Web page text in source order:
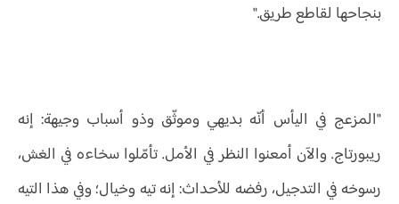
بنجاحها لقاطع طريق."
"المزعج في اليأس أنّه بديهي وموثّق وذو أسباب وجيهة: إنه
ريبورتاج. والآن أمعنوا النظر في الأمل. تأمّلوا سخاءه في الغش،
رسوخه في التدجيل، رفضه للأحداث: إنه تيه وخيال؛ وفي هذا التيه